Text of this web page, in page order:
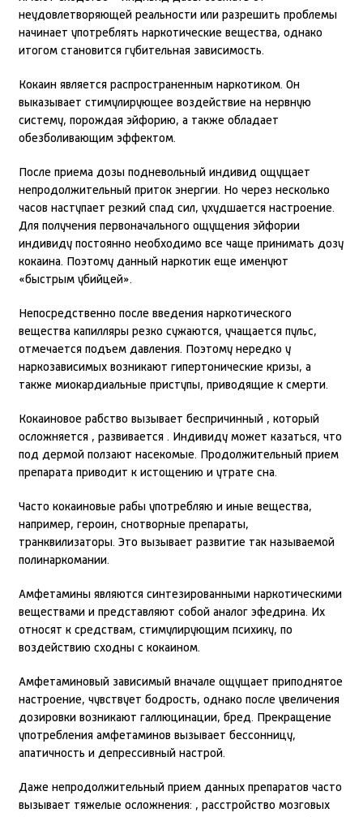
неудовлетворяющей реальности или разрешить проблемы
начинает употреблять наркотические вещества, однако
итогом становится губительная зависимость.
Кокаин является распространенным наркотиком. Он
выказывает стимулирующее воздействие на нервную
систему, порождая эйфорию, а также обладает
обезболивающим эффектом.
После приема дозы подневольный индивид ощущает
непродолжительный приток энергии. Но через несколько
часов наступает резкий спад сил, ухудшается настроение.
Для получения первоначального ощущения эйфории
индивиду постоянно необходимо все чаще принимать дозу
кокаина. Поэтому данный наркотик еще именуют
«быстрым убийцей».
Непосредственно после введения наркотического
вещества капилляры резко сужаются, учащается пульс,
отмечается подъем давления. Поэтому нередко у
наркозависимых возникают гипертонические кризы, а
также миокардиальные приступы, приводящие к смерти.
Кокаиновое рабство вызывает беспричинный , который
осложняется , развивается . Индивиду может казаться, что
под дермой ползают насекомые. Продолжительный прием
препарата приводит к истощению и утрате сна.
Часто кокаиновые рабы употребляю и иные вещества,
например, героин, снотворные препараты,
транквилизаторы. Это вызывает развитие так называемой
полинаркомании.
Амфетамины являются синтезированными наркотическими
веществами и представляют собой аналог эфедрина. Их
относят к средствам, стимулирующим психику, по
воздействию сходны с кокаином.
Амфетаминовый зависимый вначале ощущает приподнятое
настроение, чувствует бодрость, однако после увеличения
дозировки возникают галлюцинации, бред. Прекращение
употребления амфетаминов вызывает бессонницу,
апатичность и депрессивный настрой.
Даже непродолжительный прием данных препаратов часто
вызывает тяжелые осложнения: , расстройство мозговых